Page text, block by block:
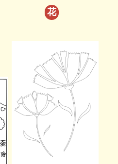
花